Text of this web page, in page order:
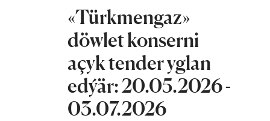
«Türkmengaz»
döwlet konserni
açyk tender yglan
edýär: 20.05.2026 -
03.07.2026